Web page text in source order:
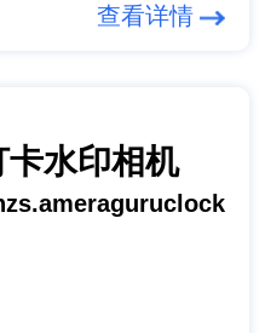
查看详情
卡水印相机